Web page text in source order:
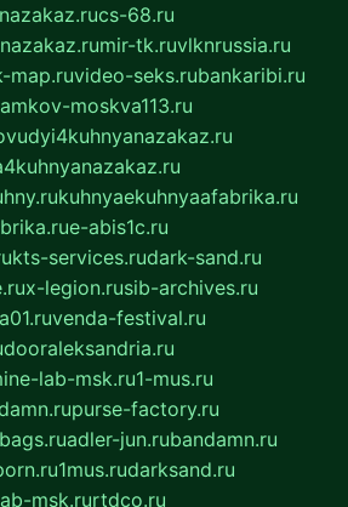
cs-68.ru
mir-tk.ruvlknrussia.ru
map.ruvideo-seks.rubankaribi.ru
moskva113.ru
kuhnyaekuhnyaafabrika.ru
e-abis1c.ru
kts-services.rudark-sand.ru
x-legion.rusib-archives.ru
venda-festival.ru
dooraleksandria.ru
lab-msk.ru1-mus.ru
purse-factory.ru
adler-jun.rubandamn.ru
1mus.rudarksand.ru
msk.rurtdco.ru